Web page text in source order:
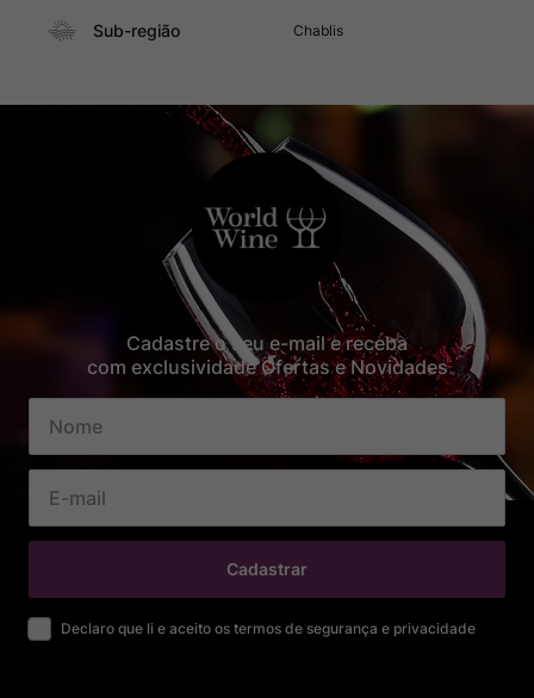
Sub-região Chablis
Cadastre o seu e-mail e receba
com exclusividade Ofertas e Novidades
Cadastrar
Declaro que li e aceito os termos de segurança e privacidade